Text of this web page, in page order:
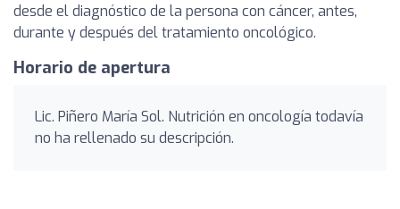
desde el diagnóstico de la persona con cáncer, antes,
durante y después del tratamiento oncológico.
Horario de apertura
Lic. Piñero María Sol. Nutrición en oncología todavía
no ha rellenado su descripción.